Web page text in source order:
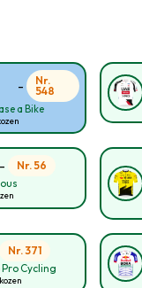
-
Nr.
548
a Bike
-
Nr. 56
Nr. 371
Cycling